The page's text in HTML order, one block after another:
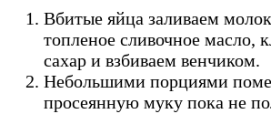
Вбитые яйца заливаем
топленое сливочное масло,
сахар и взбиваем венчиком.
Небольшими порциями
просеянную муку пока не